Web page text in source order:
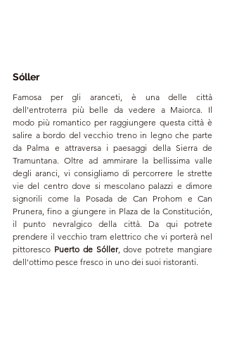
Sóller
Famosa per gli aranceti, è una delle città
dell'entroterra più belle da vedere a Maiorca. Il
modo più romantico per raggiungere questa città è
salire a bordo del vecchio treno in legno che parte
da Palma e attraversa i paesaggi della Sierra de
Tramuntana. Oltre ad ammirare la bellissima valle
degli aranci, vi consigliamo di percorrere le strette
vie del centro dove si mescolano palazzi e dimore
signorili come la Posada de Can Prohom e Can
Prunera, fino a giungere in Plaza de la Constitución,
il punto nevralgico della città. Da qui potrete
prendere il vecchio tram elettrico che vi porterà nel
pittoresco Puerto de Sóller, dove potrete mangiare
dell'ottimo pesce fresco in uno dei suoi ristoranti.